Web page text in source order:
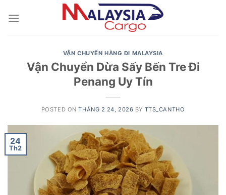
VẬN CHUYỂN HÀNG ĐI MALAYSIA
Vận Chuyển Dừa Sấy Bến Tre Đi
Penang Uy Tín
POSTED ONTHÁNG 2 24, 2026 BY TTS_CANTHO
24
Th2